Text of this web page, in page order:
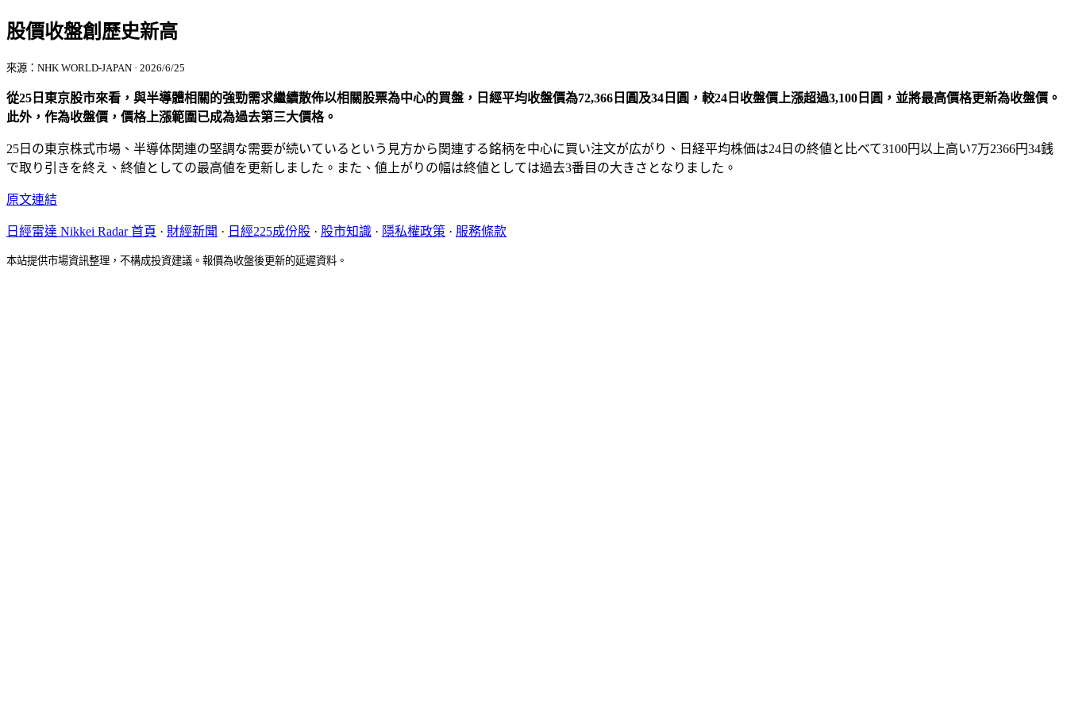
股價收盤創歷史新高
來源：NHK WORLD-JAPAN · 2026/6/25
從25日東京股市來看，與半導體相關的強勁需求繼續散佈以相關股票為中心的買盤，日經平均收盤價為72,366日圓及34日圓，較24日收盤價上漲超過3,100日圓，並將最高價格更新為收盤價。
此外，作為收盤價，價格上漲範圍已成為過去第三大價格。
25日の東京株式市場、半導体関連の堅調な需要が続いているという見方から関連する銘柄を中心に買い注文が広がり、日経平均株価は24日の終値と比べて3100円以上高い7万2366円34銭
で取り引きを終え、終値としての最高値を更新しました。また、値上がりの幅は終値としては過去3番目の大きさとなりました。
原文連結
日經雷達 Nikkei Radar 首頁 · 財經新聞 · 日經225成份股 · 股市知識 · 隱私權政策 · 服務條款
本站提供市場資訊整理，不構成投資建議。報價為收盤後更新的延遲資料。